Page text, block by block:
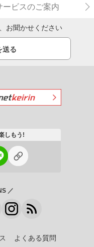
ービスのご案内
お聞かせください
送る
しもう!
／
よくある質問